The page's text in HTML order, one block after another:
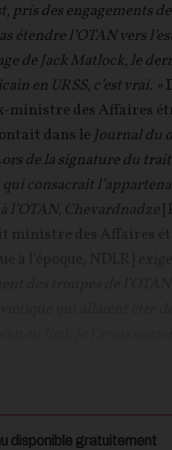
pris des engagements
étendre l’OTAN vers
de Jack Matlock, le
en URSS, c’est vrai. »
ministre des Affaires
dans le Journal du
de la signature du
consacrait
l’OTAN, Chevardnadze
disponible gratuitement